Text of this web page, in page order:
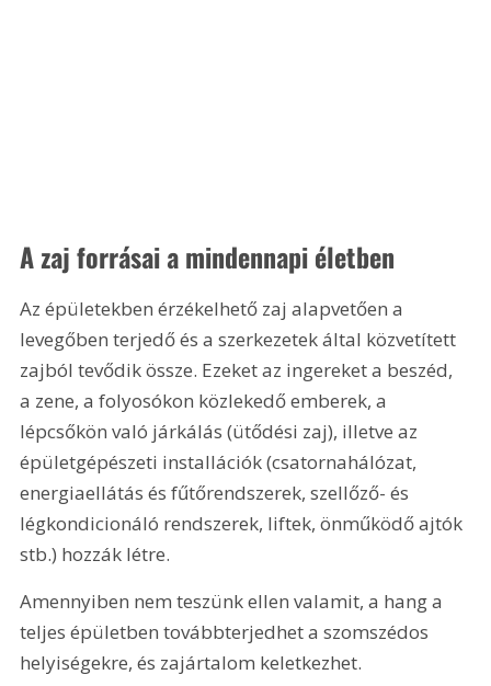
A zaj forrásai a mindennapi életben
Az épületekben érzékelhető zaj alapvetően a
levegőben terjedő és a szerkezetek által közvetített
zajból tevődik össze. Ezeket az ingereket a beszéd,
a zene, a folyosókon közlekedő emberek, a
lépcsőkön való járkálás (ütődési zaj), illetve az
épületgépészeti installációk (csatornahálózat,
energiaellátás és fűtőrendszerek, szellőző- és
légkondicionáló rendszerek, liftek, önműködő ajtók
stb.) hozzák létre.
Amennyiben nem teszünk ellen valamit, a hang a
teljes épületben továbbterjedhet a szomszédos
helyiségekre, és zajártalom keletkezhet.